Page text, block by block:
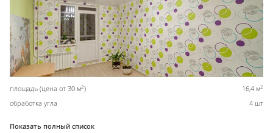
площадь (цена от 30 м2) 16,4 м2
обработка угла 4 шт
Показать полный список